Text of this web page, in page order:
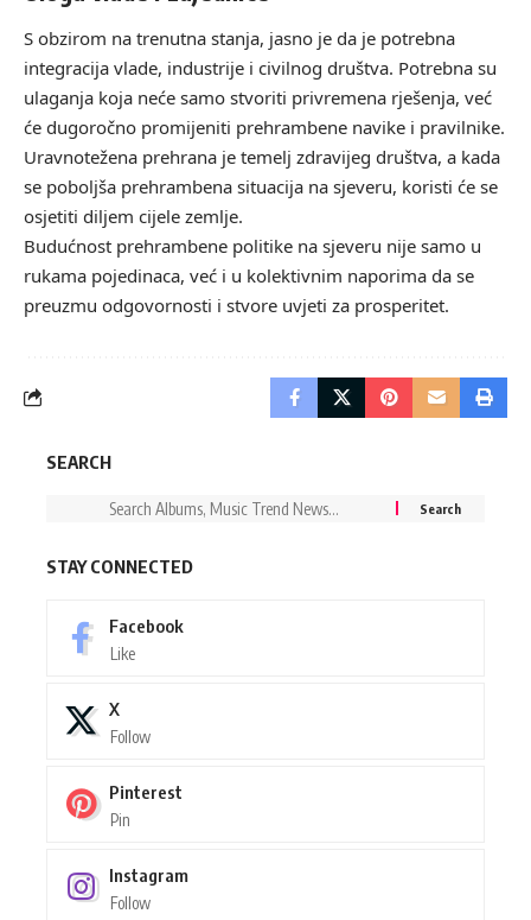
S obzirom na trenutna stanja, jasno je da je potrebna
integracija vlade, industrije i civilnog društva. Potrebna su
ulaganja koja neće samo stvoriti privremena rješenja, već
će dugoročno promijeniti prehrambene navike i pravilnike.
Uravnotežena prehrana je temelj zdravijeg društva, a kada
se poboljša prehrambena situacija na sjeveru, koristi će se
osjetiti diljem cijele zemlje.
Budućnost prehrambene politike na sjeveru nije samo u
rukama pojedinaca, već i u kolektivnim naporima da se
preuzmu odgovornosti i stvore uvjeti za prosperitet.
SEARCH
STAY CONNECTED
Facebook
Like
X
Follow
Pinterest
Pin
Instagram
Follow